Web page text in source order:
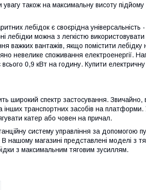
також на максимальну висоту
лебідок є своєрідна універсальність
лебідки можна з легкістю
важких вантажів, якщо помістити
невелике споживання електроенергії.
0,9 кВт на годину. Купити
широкий спектр застосування.
транспортних засобів на платформи.
катер або човен на причал.
систему управління за допомогою
В нашому магазині представлені моделі з
з максимальним тяговим зусиллям.